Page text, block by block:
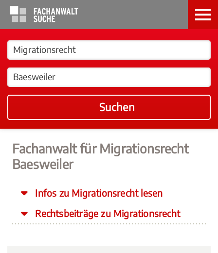
Suchen
Fachanwalt für Migrationsrecht
Baesweiler
Infos zu Migrationsrecht lesen
Rechtsbeiträge zu Migrationsrecht